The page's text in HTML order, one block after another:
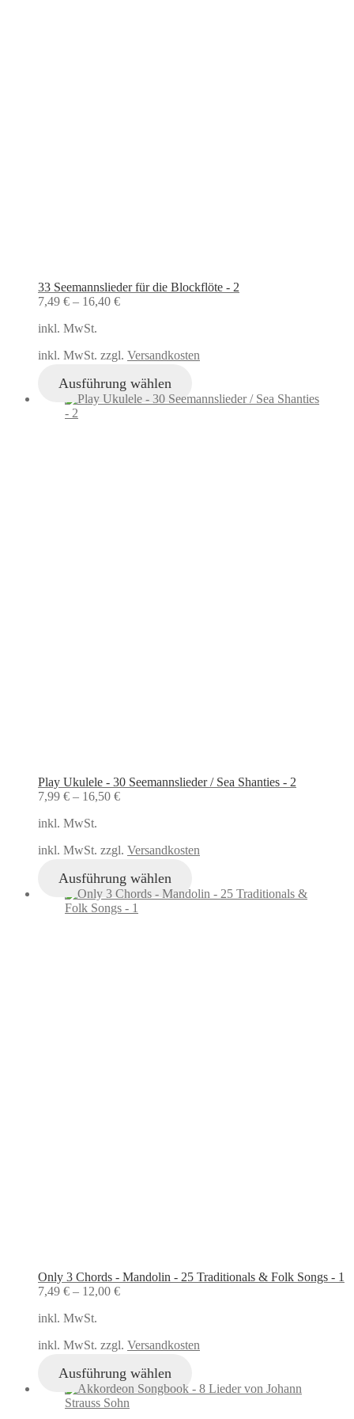
33 Seemannslieder für die Blockflöte - 2
7,49 € – 16,40 €
inkl. MwSt.
inkl. MwSt. zzgl. Versandkosten
Ausführung wählen
Play Ukulele - 30 Seemannslieder / Sea Shanties - 2
7,99 € – 16,50 €
inkl. MwSt.
inkl. MwSt. zzgl. Versandkosten
Ausführung wählen
Only 3 Chords - Mandolin - 25 Traditionals & Folk Songs - 1
7,49 € – 12,00 €
inkl. MwSt.
inkl. MwSt. zzgl. Versandkosten
Ausführung wählen